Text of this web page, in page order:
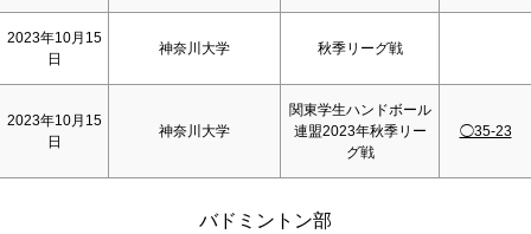
2023年10月15
日
神奈川大学 秋季リーグ戦
2023年10月15
日
神奈川大学
関東学生ハンドボール
連盟2023年秋季リー
グ戦
◯35-23
バドミントン部